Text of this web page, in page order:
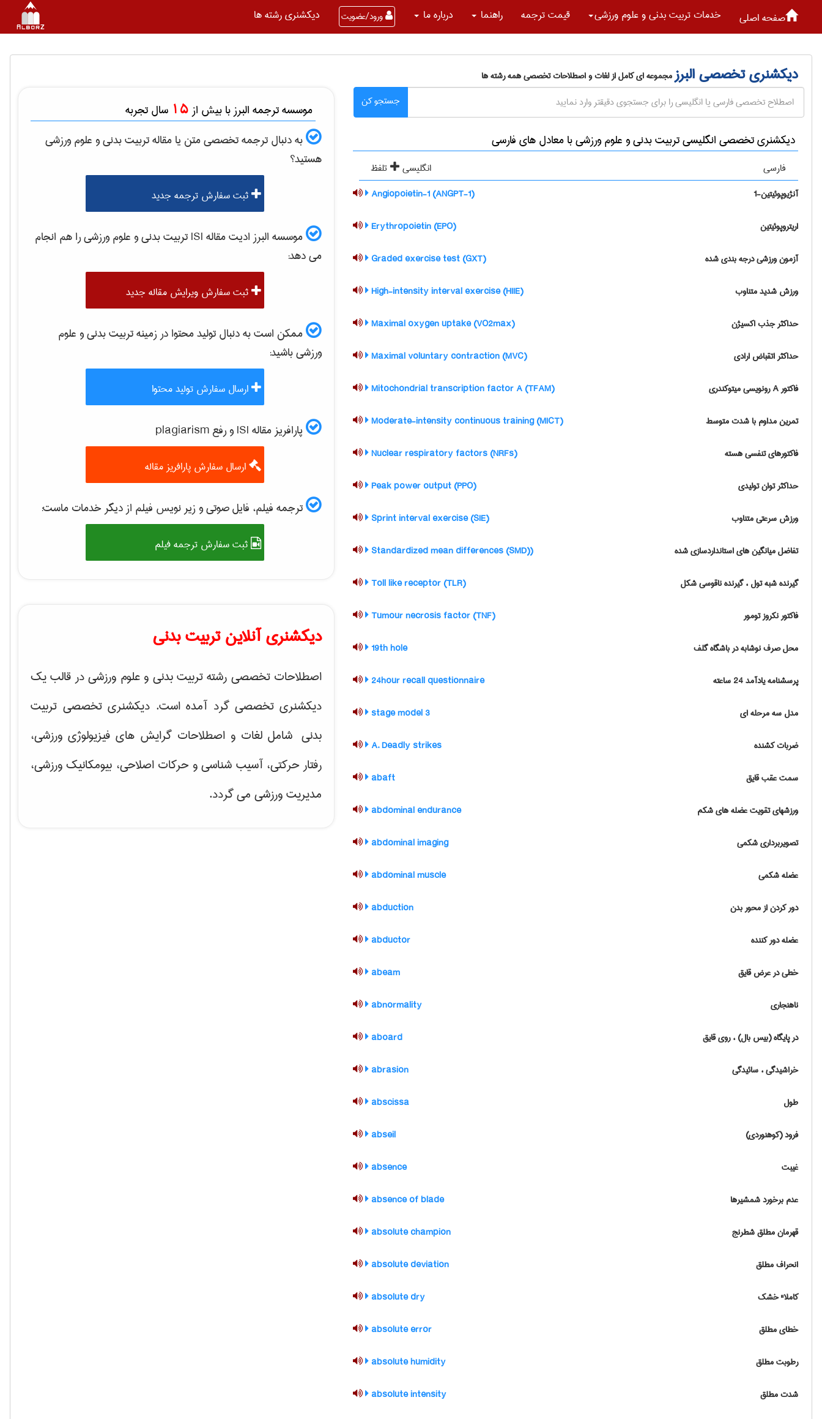
صفحه اصلی خدمات تربيت بدنی و علوم ورزشی قیمت ترجمه راهنما درباره ما ورود/عضویت دیکشنری رشته ها
دیکشنری تخصصی البرزمجموعه ای کامل از لغات و اصطلاحات تخصصی همه رشته ها
جستجو کن
دیکشنری تخصصی انگلیسی تربيت بدنی و علوم ورزشی با معادل های فارسی
فارسی انگلیسی تلفظ
آنژیوپوئیتین-1 (Angiopoietin-1 (ANGPT-1
اریتروپوئیتین (Erythropoietin (EPO
آزمون ورزشی درجه بندی شده (Graded exercise test (GXT
ورزش شدید متناوب (High-intensity interval exercise (HIIE
حداکثر جذب اکسیژن (Maximal oxygen uptake (VO2max
حداکثر اتقباض ارادی (Maximal voluntary contraction (MVC
فاکتور A رونویسی میتوکندری (Mitochondrial transcription factor A (TFAM
تمرین مداوم با شدت متوسط (Moderate-intensity continuous training (MICT
فاکتورهای تنفسی هسته (Nuclear respiratory factors (NRFs
حداکثر توان تولیدی (Peak power output (PPO
ورزش سرعتی متناوب (Sprint interval exercise (SIE
تفاضل میانگین های استانداردسازی شده (Standardized mean differences (SMD)
گیرنده شبه تول ، گیرنده ناقوسی شکل (Toll like receptor (TLR
فاکتور نکروز تومور (Tumour necrosis factor (TNF
محل صرف نوشابه در باشگاه گلف 19th hole
پرسشنامه یادآمد 24 ساعته 24hour recall questionnaire
مدل سه مرحله ای 3 stage model
ضربات کشنده A. Deadly strikes
سمت عقب قایق abaft
ورزشهای تقویت عضله های شکم abdominal endurance
تصویربرداری شکمی abdominal imaging
عضله شکمی abdominal muscle
دور کردن از محور بدن abduction
عضله دور کننده abductor
خطی در عرض قایق abeam
ناهنجاری abnormality
در پایگاه (بیس بال) ، روی قایق aboard
خراشیدگی ، سائیدگی abrasion
طول abscissa
فرود (کوهنوردی) abseil
غیبت absence
عدم برخورد شمشیرها absence of blade
قهرمان مطلق شطرنج absolute champion
انحراف مطلق absolute deviation
کاملا" خشک absolute dry
خطای مطلق absolute error
رطوبت مطلق absolute humidity
شدت مطلق absolute intensity
موسسه ترجمه البرز با بیش از 15 سال تجربه
به دنبال ترجمه تخصصی متن یا مقالهتربيت بدنی و علوم ورزشی
هستید؟
ثبت سفارش ترجمه جدید
موسسه البرز ادیت مقاله ISI تربيت بدنی و علوم ورزشیرا هم انجام
می دهد:
ثبت سفارش ویرایش مقاله جدید
ممکن است به دنبال تولید محتوا در زمینهتربيت بدنی و علوم
ورزشیباشید:
ارسال سفارش تولید محتوا
پارافریز مقاله ISI و رفع plagiarism
ارسال سفارش پارافریز مقاله
ترجمه فیلم، فایل صوتی و زیر نویس فیلم از دیگر خدمات ماست:
ثبت سفارش ترجمه فیلم
دیکشنری آنلاین تربیت بدنی
اصطلاحات تخصصی رشته تربیت بدنی و علوم ورزشی در قالب یک
دیکشنری تخصصی گرد آمده است. دیکشنری تخصصی تربیت
بدنی شامل لغات و اصطلاحات گرایش های فیزیولوژی ورزشی،
رفتار حرکتی، آسیب شناسی و حرکات اصلاحی، بیومکانیک ورزشی،
مدیریت ورزشیمی گردد.